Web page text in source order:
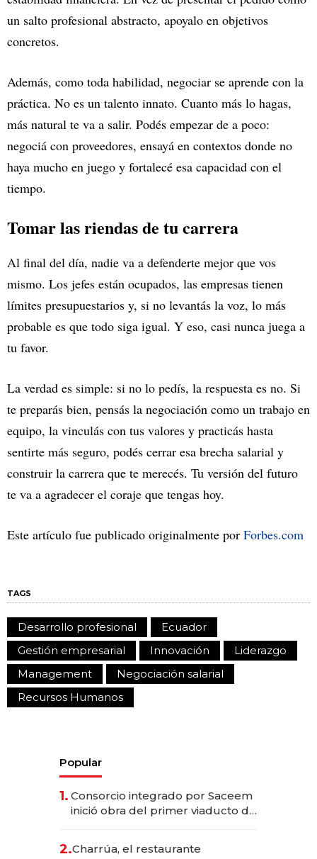
un salto profesional abstracto, apoyalo en objetivos
concretos.
Además, como toda habilidad, negociar se aprende con la
práctica. No es un talento innato. Cuanto más lo hagas,
más natural te va a salir. Podés empezar de a poco:
negociá con proveedores, ensayá en contextos donde no
haya mucho en juego y fortalecé esa capacidad con el
tiempo.
Tomar las riendas de tu carrera
Al final del día, nadie va a defenderte mejor que vos
mismo. Los jefes están ocupados, las empresas tienen
límites presupuestarios y, si no levantás la voz, lo más
probable es que todo siga igual. Y eso, casi nunca juega a
tu favor.
La verdad es simple: si no lo pedís, la respuesta es no. Si
te preparás bien, pensás la negociación como un trabajo en
equipo, la vinculás con tus valores y practicás hasta
sentirte más seguro, podés cerrar esa brecha salarial y
construir la carrera que te merecés. Tu versión del futuro
te va a agradecer el coraje que tengas hoy.
Este artículo fue publicado originalmente por Forbes.com
TAGS
Desarrollo profesional
Ecuador
Gestión empresarial
Innovación
Liderazgo
Management
Negociación salarial
Recursos Humanos
Popular
1. Consorcio integrado por Saceem
inició obra del primer viaducto de
millones
2.Charrúa, el restaurante